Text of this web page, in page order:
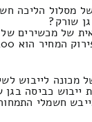
מסלול הליכה
שורק?
של מכשירים של
לייבוש
ייבוש כביסה